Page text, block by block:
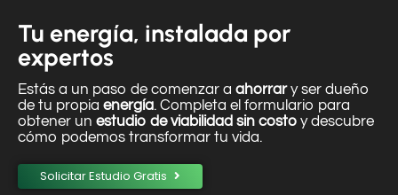
Tu energía, instalada por
expertos
Estás a un paso de comenzar a ahorrary ser dueño
de tu propia energía. Completa el formulario para
obtener un estudio de viabilidad sin costo y descubre
cómo podemos transformar tu vida.
Solicitar Estudio Gratis